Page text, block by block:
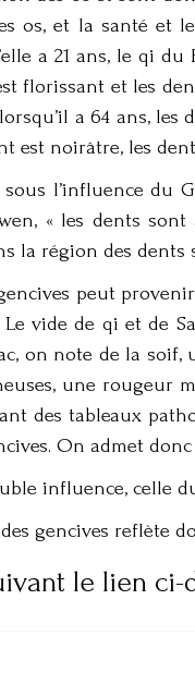
os, et la santé et
a 21 ans, le qi
florissant et les
a 64 ans,
est noirâtre, les
sous l’influence du
« les dents sont
la région des
peut
vide de qi et de
on note de la
une rougeur
des tableaux
On admet
influence, celle
des gencives reflète
le lien ci-